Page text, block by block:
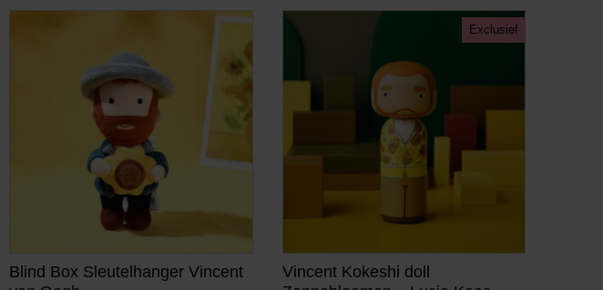
Blind Box Sleutelhanger Vincent
Exclusief
Vincent Kokeshi doll